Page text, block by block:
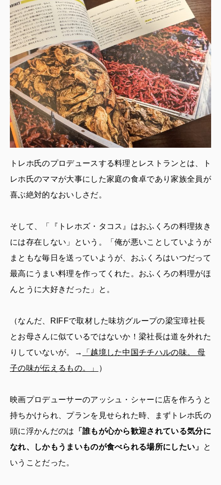
トレホ氏のプロデュースする料理とレストランとは、ト
レホ氏のママが大事にした家庭の食卓であり家族全員が
喜ぶ絶対的なおいしさだ。
そして、「『トレホズ・タコス』はおふくろの料理抜き
には存在しない」という。「俺が悪いことしていようが
まともな毎日を送っていようが、おふくろはいつだって
最高にうまい料理を作ってくれた。おふくろの料理がほ
んとうに大好きだった」と。
（なんだ、RIFFで取材した味坊グループの梁宝璋社長
とお母さんに似ているではないか！梁社長は道を外れた
りしていないが。→
「越境した中国チチハルの味。 母
子の味が伝えるもの。」
）
映画プロデューサーのアッシュ・シャーに店を作ろうと
持ちかけられ、プランを見せられた時、まずトレホ氏の
頭に浮かんだのは 「誰もが心から歓迎されている気分に
なれ、しかもうまいものが食べられる場所にしたい」
と
いうことだった。